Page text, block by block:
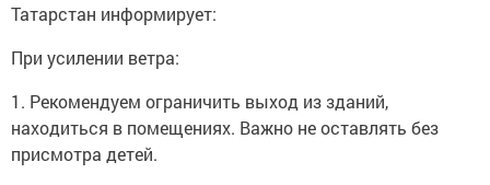
Татарстан информирует:
При усилении ветра:
1. Рекомендуем ограничить выход из зданий,
находиться в помещениях. Важно не оставлять без
присмотра детей.